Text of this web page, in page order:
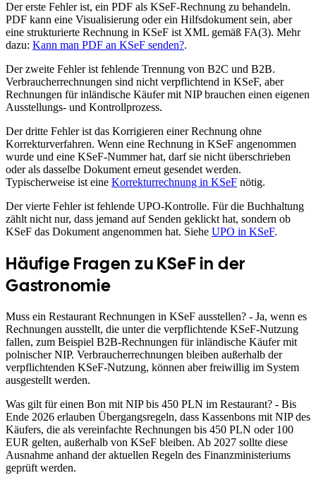
Der erste Fehler ist, ein PDF als KSeF-Rechnung zu behandeln.
PDF kann eine Visualisierung oder ein Hilfsdokument sein, aber
eine strukturierte Rechnung in KSeF ist XML gemäß FA(3). Mehr
dazu: Kann man PDF an KSeF senden?.
Der zweite Fehler ist fehlende Trennung von B2C und B2B.
Verbraucherrechnungen sind nicht verpflichtend in KSeF, aber
Rechnungen für inländische Käufer mit NIP brauchen einen eigenen
Ausstellungs- und Kontrollprozess.
Der dritte Fehler ist das Korrigieren einer Rechnung ohne
Korrekturverfahren. Wenn eine Rechnung in KSeF angenommen
wurde und eine KSeF-Nummer hat, darf sie nicht überschrieben
oder als dasselbe Dokument erneut gesendet werden.
Typischerweise ist eine Korrekturrechnung in KSeF nötig.
Der vierte Fehler ist fehlende UPO-Kontrolle. Für die Buchhaltung
zählt nicht nur, dass jemand auf Senden geklickt hat, sondern ob
KSeF das Dokument angenommen hat. Siehe UPO in KSeF.
Häufige Fragen zu KSeF in der
Gastronomie
Muss ein Restaurant Rechnungen in KSeF ausstellen? - Ja, wenn es
Rechnungen ausstellt, die unter die verpflichtende KSeF-Nutzung
fallen, zum Beispiel B2B-Rechnungen für inländische Käufer mit
polnischer NIP. Verbraucherrechnungen bleiben außerhalb der
verpflichtenden KSeF-Nutzung, können aber freiwillig im System
ausgestellt werden.
Was gilt für einen Bon mit NIP bis 450 PLN im Restaurant? - Bis
Ende 2026 erlauben Übergangsregeln, dass Kassenbons mit NIP des
Käufers, die als vereinfachte Rechnungen bis 450 PLN oder 100
EUR gelten, außerhalb von KSeF bleiben. Ab 2027 sollte diese
Ausnahme anhand der aktuellen Regeln des Finanzministeriums
geprüft werden.